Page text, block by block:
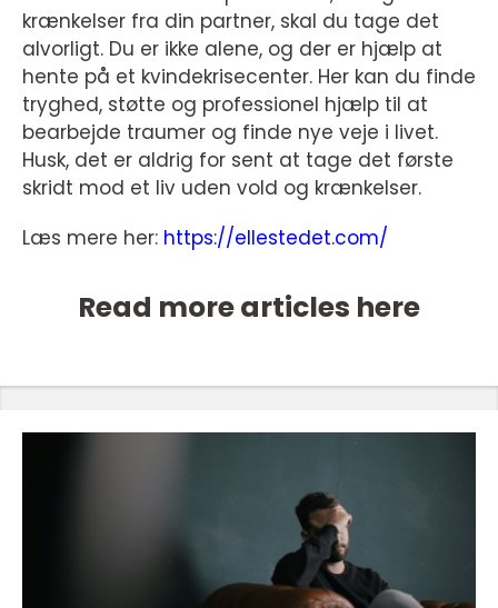
krænkelser fra din partner, skal du tage det
alvorligt. Du er ikke alene, og der er hjælp at
hente på et kvindekrisecenter. Her kan du finde
tryghed, støtte og professionel hjælp til at
bearbejde traumer og finde nye veje i livet.
Husk, det er aldrig for sent at tage det første
skridt mod et liv uden vold og krænkelser.
Læs mere her: https://ellestedet.com/
Read more articles here